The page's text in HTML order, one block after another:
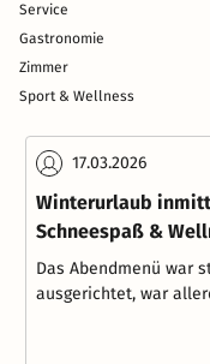
Service
Gastronomie
Zimmer
Sport & Wellness
17.03.2026
Winterurlaub
Schneespaß &
Das Abendmenü war
ausgerichtet, war